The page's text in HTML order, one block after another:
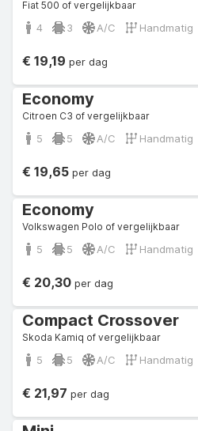
Fiat 500 of vergelijkbaar
4 3 A/C Handmatig
€ 19,19 per dag
Economy
Citroen C3 of vergelijkbaar
5 5 A/C Handmatig
€ 19,65 per dag
Economy
Volkswagen Polo of vergelijkbaar
5 5 A/C Handmatig
€ 20,30 per dag
Compact Crossover
Skoda Kamiq of vergelijkbaar
5 5 A/C Handmatig
€ 21,97 per dag